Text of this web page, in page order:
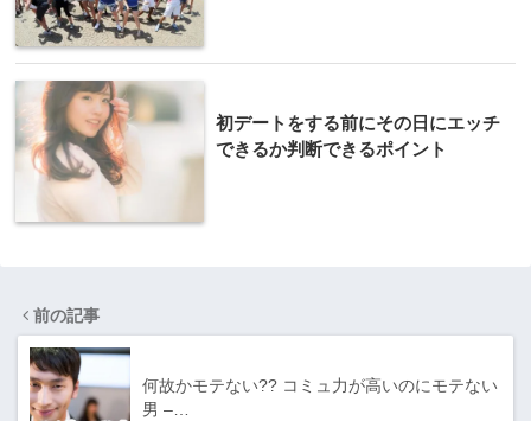
初デートをする前にその日にエッチ
できるか判断できるポイント
前の記事
何故かモテない?? コミュ力が高いのにモテない
男 –…